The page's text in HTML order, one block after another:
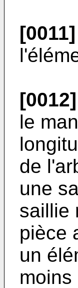
[0011]
[0012]
le
de
une
saillie
pièce
un